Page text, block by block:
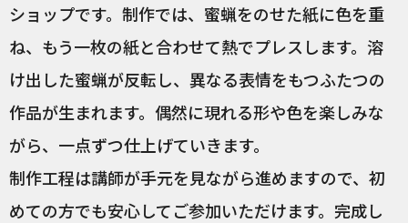
ショップです。制作では、蜜蝋をのせた紙に色を重
ね、もう一枚の紙と合わせて熱でプレスします。溶
け出した蜜蝋が反転し、異なる表情をもつふたつの
作品が生まれます。偶然に現れる形や色を楽しみな
がら、一点ずつ仕上げていきます。
制作工程は講師が手元を見ながら進めますので、初
めての方でも安心してご参加いただけます。完成し